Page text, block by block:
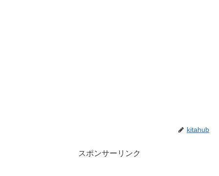
kitahub
スポンサーリンク